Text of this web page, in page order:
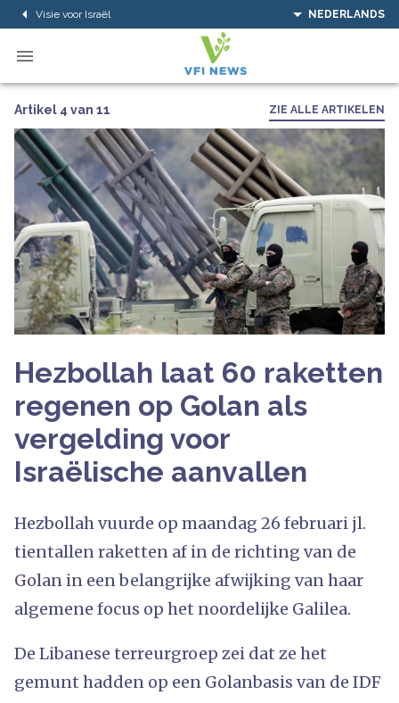
Visie voor Israël NEDERLANDS
Artikel 4 van 11 ZIE ALLE ARTIKELEN
Hezbollah laat 60 raketten
regenen op Golan als
vergelding voor
Israëlische aanvallen
Hezbollah vuurde op maandag 26 februari jl.
tientallen raketten af in de richting van de
Golan in een belangrijke afwijking van haar
algemene focus op het noordelijke Galilea.
De Libanese terreurgroep zei dat ze het
gemunt hadden op een Golanbasis van de IDF